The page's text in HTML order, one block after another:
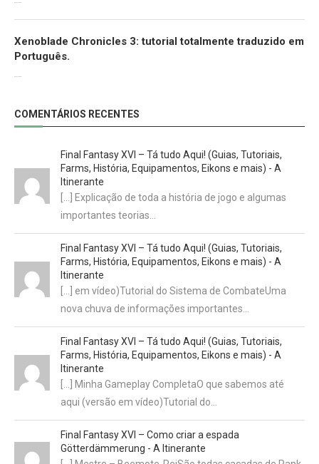
Xenoblade Chronicles 3: tutorial totalmente traduzido em
Português.
COMENTÁRIOS RECENTES
Final Fantasy XVI – Tá tudo Aqui! (Guias, Tutoriais,
Farms, História, Equipamentos, Eikons e mais) - A
Itinerante
[…] Explicação de toda a história de jogo e algumas
importantes teorias…
Final Fantasy XVI – Tá tudo Aqui! (Guias, Tutoriais,
Farms, História, Equipamentos, Eikons e mais) - A
Itinerante
[…] em vídeo)Tutorial do Sistema de CombateUma
nova chuva de informações importantes…
Final Fantasy XVI – Tá tudo Aqui! (Guias, Tutoriais,
Farms, História, Equipamentos, Eikons e mais) - A
Itinerante
[…] Minha Gameplay CompletaO que sabemos até
aqui (versão em vídeo)Tutorial do…
Final Fantasy XVI – Como criar a espada
Götterdämmerung - A Itinerante